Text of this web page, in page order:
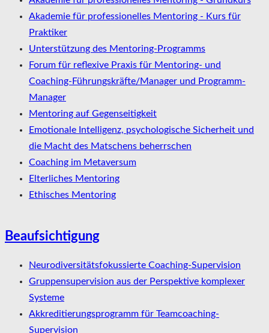
Akademie für professionelles Mentoring - Kurs für
Praktiker
Unterstützung des Mentoring-Programms
Forum für reflexive Praxis für Mentoring- und
Coaching-Führungskräfte/Manager und Programm-
Manager
Mentoring auf Gegenseitigkeit
Emotionale Intelligenz, psychologische Sicherheit und
die Macht des Matschens beherrschen
Coaching im Metaversum
Elterliches Mentoring
Ethisches Mentoring
Beaufsichtigung
Neurodiversitätsfokussierte Coaching-Supervision
Gruppensupervision aus der Perspektive komplexer
Systeme
Akkreditierungsprogramm für Teamcoaching-
Supervision